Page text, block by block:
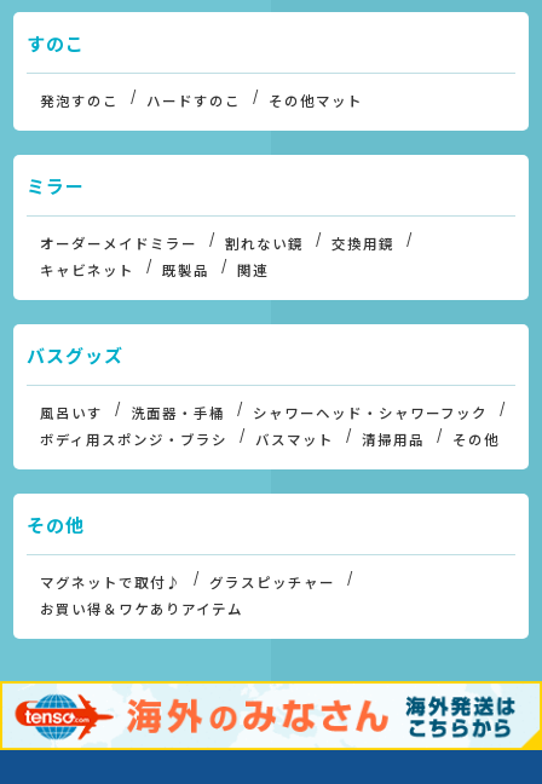
すのこ
発泡すのこ ハードすのこ その他マット
ミラー
オーダーメイドミラー 割れない鏡
交換用鏡
キャビネット
既製品 関連
バスグッズ
風呂いす 洗面器・手桶
シャワーヘッド・シャワーフック
ボディ用スポンジ・ブラシ
バスマット 清掃用品 その他
その他
マグネットで取付♪
グラスピッチャー
お買い得＆ワケありアイテム